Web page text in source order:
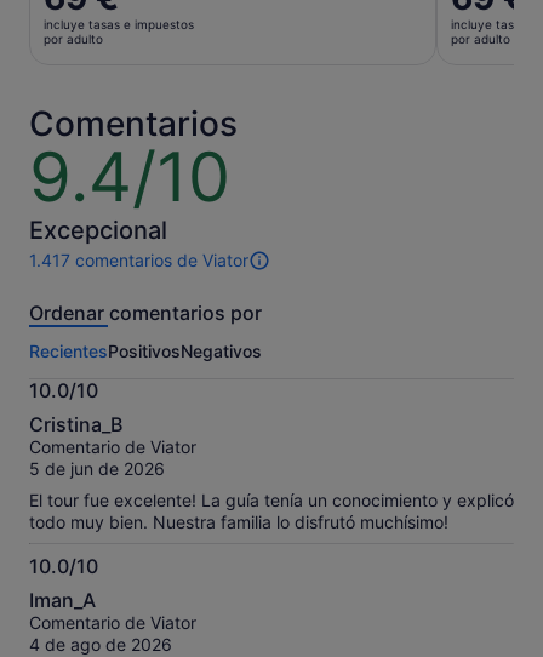
precio
es
por
adulto
incluye tasas e impuestos
por adulto
precio
es
incluye tasas e
por adulto
Comentarios
9.4/10
9.4
sobre
10
Excepcional
1.417 comentarios de Viator
1417 comentarios
esta
Más
información
sobre
nuestros
comentarios
contrastados.
Ordenar comentarios por
RecientesPositivosNegativos
10.0/10
10.0
sobre
10
Cristina_B
Comentario de Viator
5 de jun de 2026
El tour fue excelente! La guía tenía un conocimiento y explicó
todo muy bien. Nuestra familia lo disfrutó muchísimo!
10.0/10
10.0
sobre
10
Iman_A
Comentario de Viator
4 de ago de 2026